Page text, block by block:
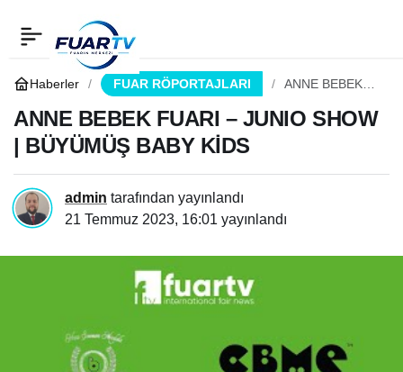
Haberler FUAR RÖPORTAJLARI
ANNE BEBEK
SHOW |
BÜYÜMÜŞ
ANNE BEBEK FUARI – JUNIO SHOW
| BÜYÜMÜŞ BABY KİDS
admin tarafından yayınlandı
21 Temmuz 2023, 16:01 yayınlandı
ANNE BEBEK FUARI –
JUNIO SHOW |
BÜYÜMÜŞ BABY KİDS